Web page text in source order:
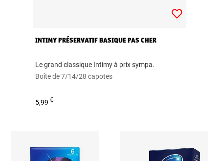
INTIMY PRÉSERVATIF BASIQUE PAS CHER
Le grand classique Intimy à prix sympa.
Boîte de 7/14/28 capotes
5,99€